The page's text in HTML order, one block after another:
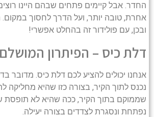
החדר. אבל קיימים פתחים שבהם היינו
אחרת, טובה יותר, ועל הדרך לחסוך
ובכן, עם פולידור זה בהחלט אפשרי!
דלת כיס – הפיתרון
אנחנו יכולים להציע לכם דלת כיס. מדובר
נכנס לתוך הקיר, בצורה כזו שהיא מחליקה
שממוקם בתוך הקיר, ככה שהיא לא תופסת
נפתחת ונסגרת לצדדים בצורה יעילה.